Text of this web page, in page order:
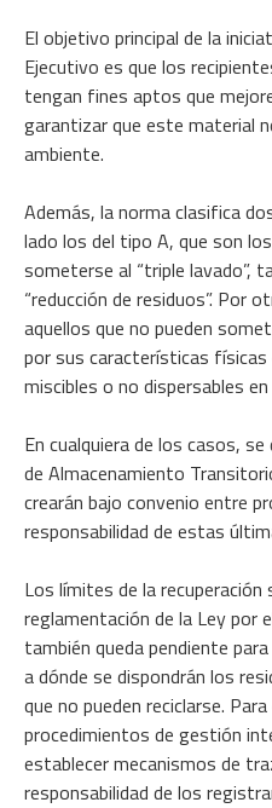
El objetivo principal de la
Ejecutivo es que los
tengan fines aptos que
garantizar que este material
ambiente.
Además, la norma clasifica
lado los del tipo A, que son
someterse al “triple lavado”,
“reducción de residuos”. Por
aquellos que no pueden
por sus características
miscibles o no dispersables en
En cualquiera de los casos,
de Almacenamiento
crearán bajo convenio entre
responsabilidad de estas
Los límites de la recuperación
reglamentación de la Ley por
también queda pendiente
a dónde se dispondrán los
que no pueden reciclarse.
procedimientos de gestión
establecer mecanismos de
responsabilidad de los